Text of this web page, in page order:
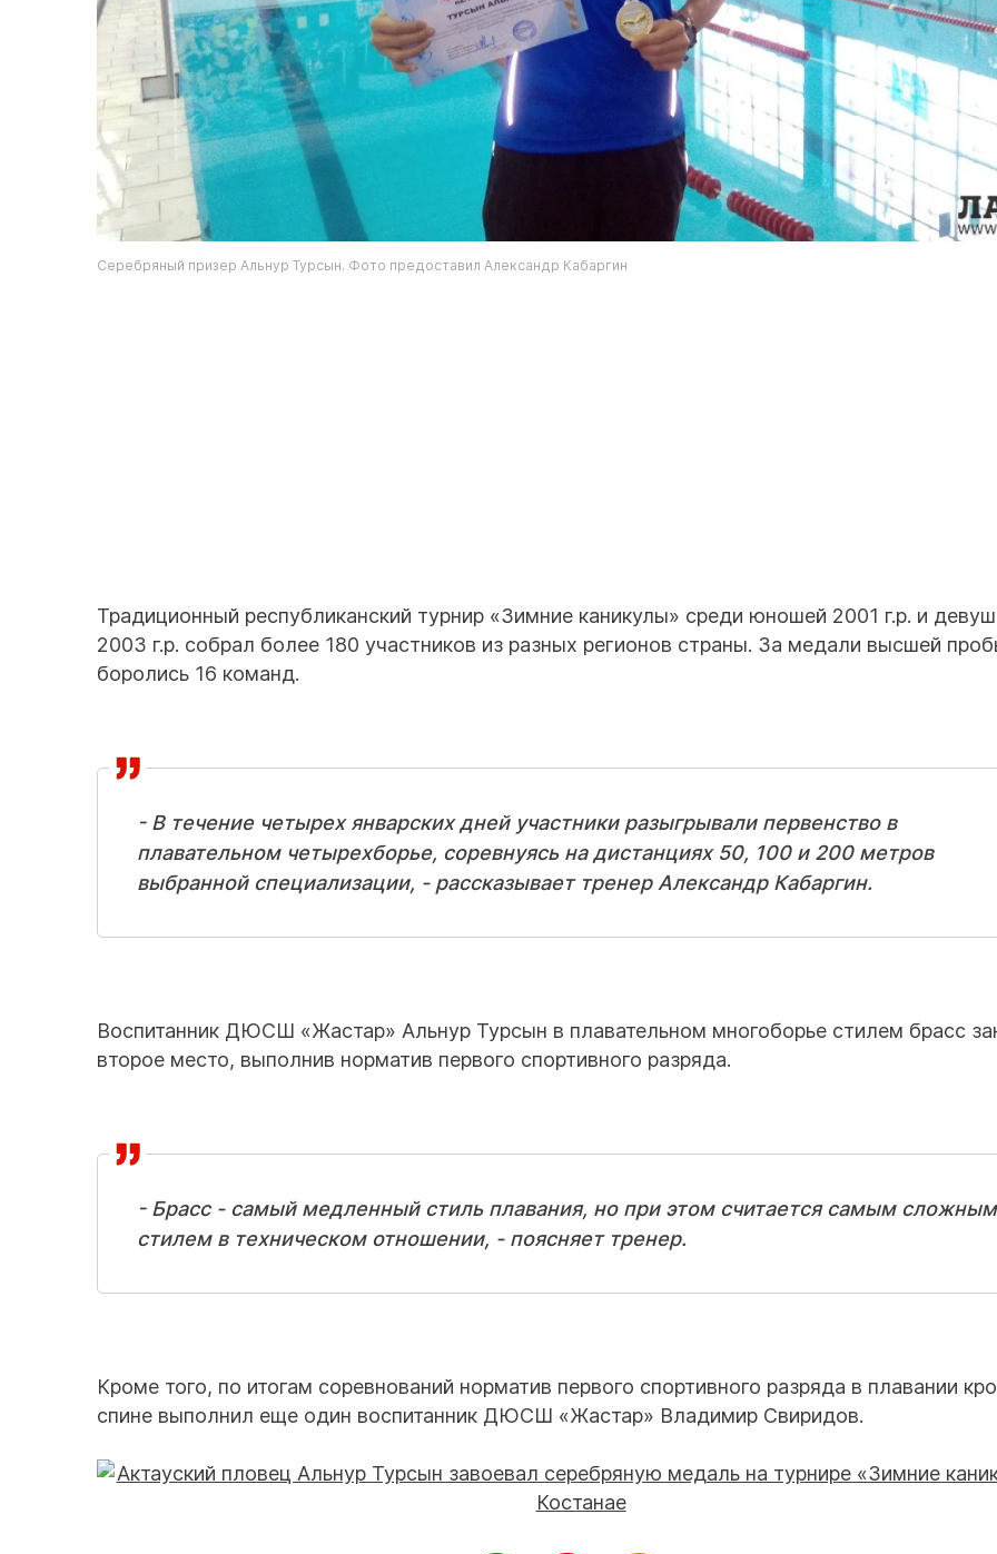
Серебряный призер Альнур Турсын. Фото предоставил Александр Кабаргин
Традиционный республиканский турнир «Зимние каникулы» среди юношей 2001 г.р. и
2003 г.р. собрал более 180 участников из разных регионов страны. За медали высшей
боролись 16 команд.
- В течение четырех январских дней участники разыгрывали первенство в
плавательном четырехборье, соревнуясь на дистанциях 50, 100 и 200 метров
выбранной специализации, - рассказывает тренер Александр Кабаргин.
Воспитанник ДЮСШ «Жастар» Альнур Турсын в плавательном многоборье стилем брасс
второе место, выполнив норматив первого спортивного разряда.
- Брасс - самый медленный стиль плавания, но при этом считается самым сложным
стилем в техническом отношении, - поясняет тренер.
Кроме того, по итогам соревнований норматив первого спортивного разряда в плавании
спине выполнил еще один воспитанник ДЮСШ «Жастар» Владимир Свиридов.